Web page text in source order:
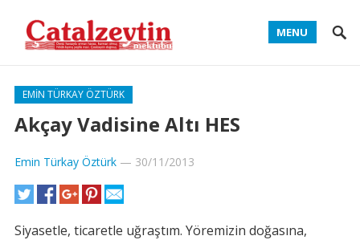
MENU
EMIN TÜRKAY ÖZTÜRK
Akçay Vadisine Altı HES
Emin Türkay Öztürk— 30/11/2013
Siyasetle, ticaretle uğraştım. Yöremizin doğasına,